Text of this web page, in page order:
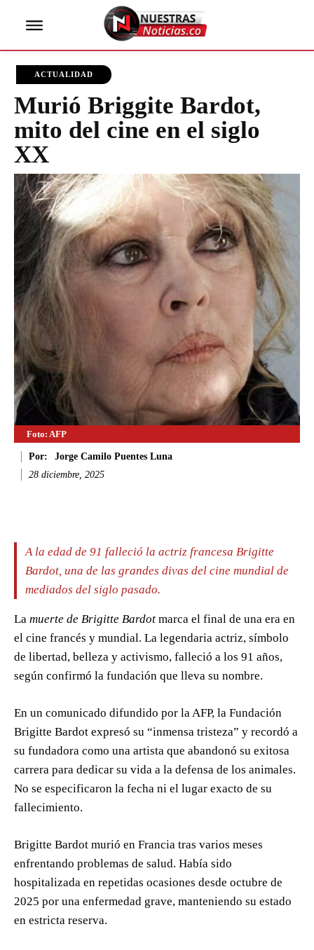
ACTUALIDAD
Murió Briggite Bardot,
mito del cine en el siglo
XX
Foto: AFP
Por:
Jorge Camilo Puentes Luna
28 diciembre, 2025
A la edad de 91 falleció la actriz francesa Brigitte
Bardot, una de las grandes divas del cine mundial de
mediados del siglo pasado.
La muerte de Brigitte Bardot marca el final de una era en
el cine francés y mundial. La legendaria actriz, símbolo
de libertad, belleza y activismo, falleció a los 91 años,
según confirmó la fundación que lleva su nombre.
En un comunicado difundido por la AFP, la Fundación
Brigitte Bardot expresó su “inmensa tristeza” y recordó a
su fundadora como una artista que abandonó su exitosa
carrera para dedicar su vida a la defensa de los animales.
No se especificaron la fecha ni el lugar exacto de su
fallecimiento.
Brigitte Bardot murió en Francia tras varios meses
enfrentando problemas de salud. Había sido
hospitalizada en repetidas ocasiones desde octubre de
2025 por una enfermedad grave, manteniendo su estado
en estricta reserva.